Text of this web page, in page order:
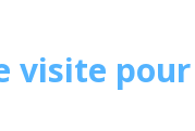
visite